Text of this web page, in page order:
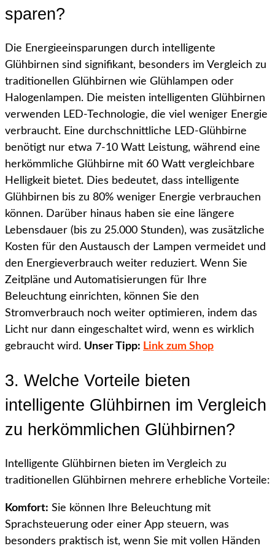
sparen?
Die Energieeinsparungen durch intelligente
Glühbirnen sind signifikant, besonders im Vergleich zu
traditionellen Glühbirnen wie Glühlampen oder
Halogenlampen. Die meisten intelligenten Glühbirnen
verwenden LED-Technologie, die viel weniger Energie
verbraucht. Eine durchschnittliche LED-Glühbirne
benötigt nur etwa 7-10 Watt Leistung, während eine
herkömmliche Glühbirne mit 60 Watt vergleichbare
Helligkeit bietet. Dies bedeutet, dass intelligente
Glühbirnen bis zu 80% weniger Energie verbrauchen
können. Darüber hinaus haben sie eine längere
Lebensdauer (bis zu 25.000 Stunden), was zusätzliche
Kosten für den Austausch der Lampen vermeidet und
den Energieverbrauch weiter reduziert. Wenn Sie
Zeitpläne und Automatisierungen für Ihre
Beleuchtung einrichten, können Sie den
Stromverbrauch noch weiter optimieren, indem das
Licht nur dann eingeschaltet wird, wenn es wirklich
gebraucht wird. Unser Tipp: Link zum Shop
3. Welche Vorteile bieten
intelligente Glühbirnen im Vergleich
zu herkömmlichen Glühbirnen?
Intelligente Glühbirnen bieten im Vergleich zu
traditionellen Glühbirnen mehrere erhebliche Vorteile:
Komfort: Sie können Ihre Beleuchtung mit
Sprachsteuerung oder einer App steuern, was
besonders praktisch ist, wenn Sie mit vollen Händen